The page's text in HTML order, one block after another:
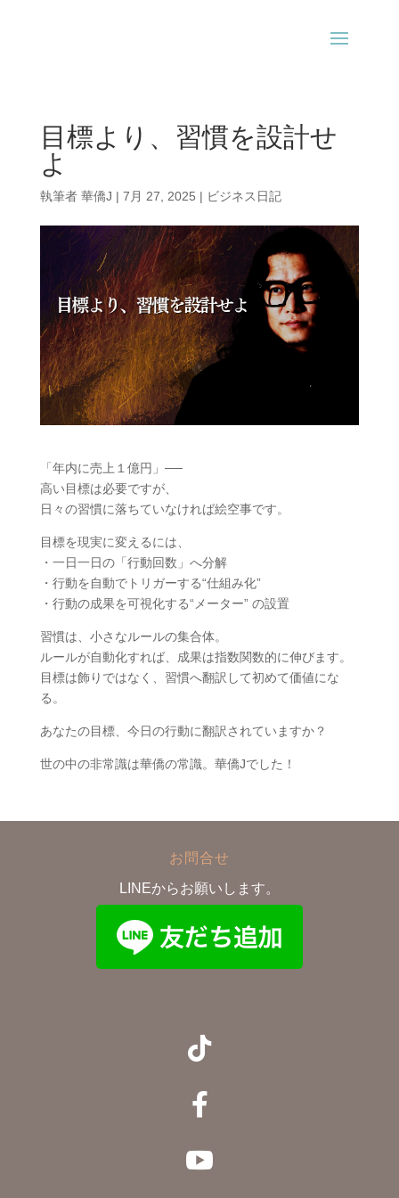
目標より、習慣を設計せ
よ
執筆者 華僑J | 7月 27, 2025 | ビジネス日記
「年内に売上１億円」──
高い目標は必要ですが、
日々の習慣に落ちていなければ絵空事です。
目標を現実に変えるには、
・一日一日の「行動回数」へ分解
・行動を自動でトリガーする“仕組み化”
・行動の成果を可視化する“メーター” の設置
習慣は、小さなルールの集合体。
ルールが自動化すれば、成果は指数関数的に伸びます。
目標は飾りではなく、習慣へ翻訳して初めて価値にな
る。
あなたの目標、今日の行動に翻訳されていますか？
世の中の非常識は華僑の常識。華僑Jでした！
お問合せ
LINEからお願いします。


